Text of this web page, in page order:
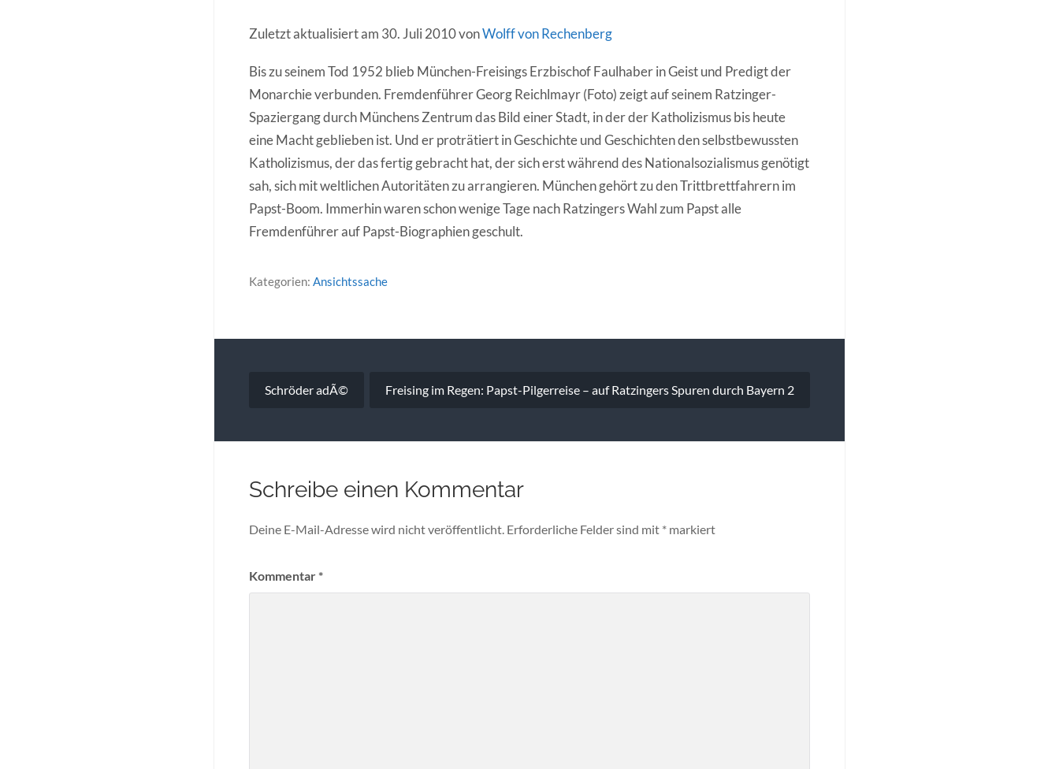
Zuletzt aktualisiert am 30. Juli 2010 vonWolff von Rechenberg
Bis zu seinem Tod 1952 blieb München-Freisings Erzbischof Faulhaber in Geist und Predigt der
Monarchie verbunden. Fremdenführer Georg Reichlmayr (Foto) zeigt auf seinem Ratzinger-
Spaziergang durch Münchens Zentrum das Bild einer Stadt, in der der Katholizismus bis heute
eine Macht geblieben ist. Und er proträtiert in Geschichte und Geschichten den selbstbewussten
Katholizismus, der das fertig gebracht hat, der sich erst während des Nationalsozialismus genötigt
sah, sich mit weltlichen Autoritäten zu arrangieren. München gehört zu den Trittbrettfahrern im
Papst-Boom. Immerhin waren schon wenige Tage nach Ratzingers Wahl zum Papst alle
Fremdenführer auf Papst-Biographien geschult.
Kategorien: Ansichtssache
Schröder adÃ© Freising im Regen: Papst-Pilgerreise – auf Ratzingers Spuren durch Bayern 2
Schreibe einen Kommentar
Deine E-Mail-Adresse wird nicht veröffentlicht. Erforderliche Felder sind mit * markiert
Kommentar*